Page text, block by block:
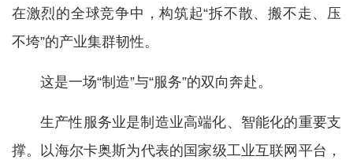
在激烈的全球竞争中，构筑起“拆不散、搬不走、压
不垮”的产业集群韧性。
这是一场“制造”与“服务”的双向奔赴。
生产性服务业是制造业高端化、智能化的重要支
撑。以海尔卡奥斯为代表的国家级工业互联网平台，